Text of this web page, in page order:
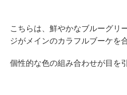
こちらは、鮮やかなブルーグリ
ジがメインのカラフルブーケを
個性的な色の組み合わせが目を